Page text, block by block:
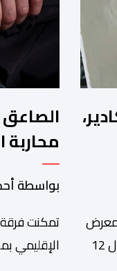
الجماعي “أكادير، الجوهرة”، الذي يضم أعمال 12
توقيف
بواسطة
تمكنت فرقة